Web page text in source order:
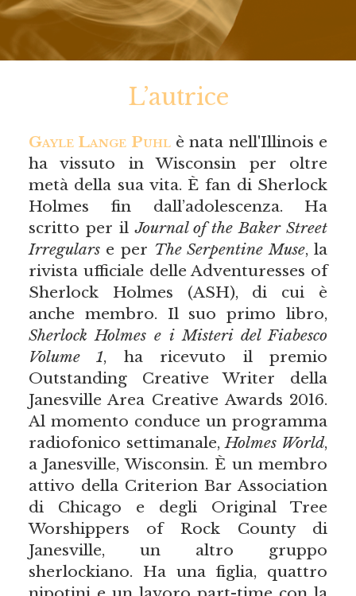
L’autrice
Gayle Lange Puhlè nata nell'Illinois e
ha vissuto in Wisconsin per oltre
metà della sua vita. È fan di Sherlock
Holmes fin dall’adolescenza. Ha
scritto per ilJournal of the Baker Street
Irregularse per The Serpentine Muse, la
rivista ufficiale delle Adventuresses of
Sherlock Holmes (ASH), di cui è
anche membro. Il suo primo libro,
Sherlock Holmes e i Misteri del Fiabesco
Volume 1, ha ricevuto il premio
Outstanding Creative Writer della
Janesville Area Creative Awards 2016.
Al momento conduce un programma
radiofonico settimanale,Holmes World,
a Janesville, Wisconsin. È un membro
attivo della Criterion Bar Association
di Chicago e degli Original Tree
Worshippers of Rock County di
Janesville, un altro gruppo
sherlockiano. Ha una figlia, quattro